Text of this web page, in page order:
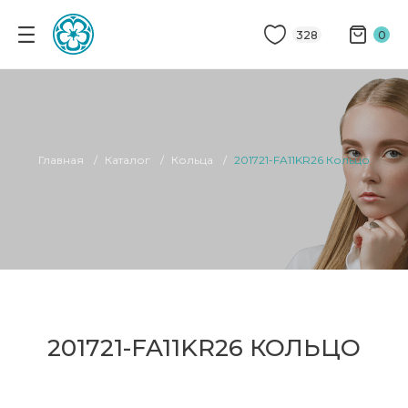
328 0
Главная Каталог Кольца 201721-FA11KR26 Кольцо
201721-FA11KR26 КОЛЬЦО